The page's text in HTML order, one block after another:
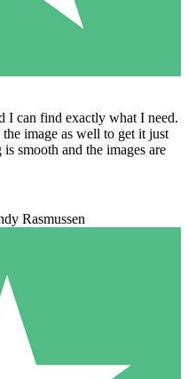
I can find exactly what I need.
image as well to get it just
smooth and the images are
Rasmussen